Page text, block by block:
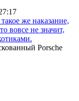
же наказание,
вовсе не значит,
Porsche